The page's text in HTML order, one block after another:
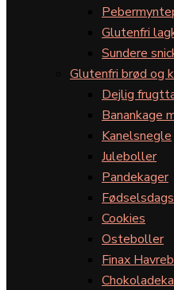
Glutenfri
Sundere
Glutenfri brød og
Dejlig
Banankage
Kanelsnegle
Juleboller
Pandekager
Cookies
Osteboller
Finax